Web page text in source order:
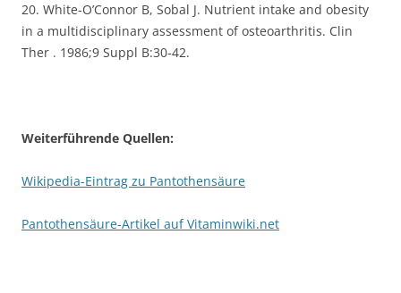
20. White-O’Connor B, Sobal J. Nutrient intake and obesity
in a multidisciplinary assessment of osteoarthritis. Clin
Ther . 1986;9 Suppl B:30-42.
Weiterführende Quellen:
Wikipedia-Eintrag zu Pantothensäure
Pantothensäure-Artikel auf Vitaminwiki.net